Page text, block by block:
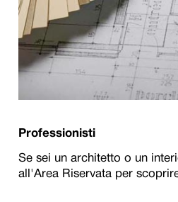
Professionisti
Se sei un architetto o un
all'Area Riservata per